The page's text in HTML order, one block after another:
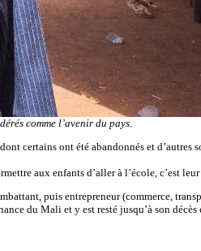
comme l’avenir du pays.
certains ont été abandonnés et d’autres
aux enfants d’aller à l’école, c’est
puis entrepreneur (commerce,
du Mali et y est resté jusqu’à son